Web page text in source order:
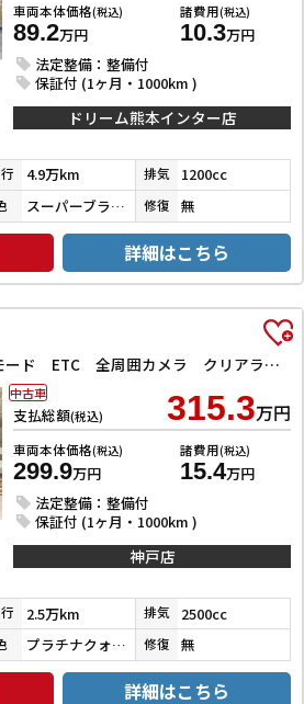
車両本体価格(税込)
89.2万円
諸費用(税込)
10.3万円
法定整備：整備付
保証付 (1ヶ月・1000km )
ドリーム熊本インター店
4.9万km 排気 1200cc
スーパーブラックパール 修復 無
詳細はこちら
25S エクスクルーシブモード ETC 全周囲カメラ クリアランスソナー オートクルーズコントロール レーンアシスト パワーシート 衝突被害軽減システム サンルーフ TV オートマチックハイビーム オートライト 電動リアゲート
支払総額(税込) 315.3万円
車両本体価格(税込)
299.9万円
諸費用(税込)
15.4万円
法定整備：整備付
保証付 (1ヶ月・1000km )
中古車
神戸店
2.5万km 排気 2500cc
プラチナクォーツメタリック 修復 無
詳細はこちら